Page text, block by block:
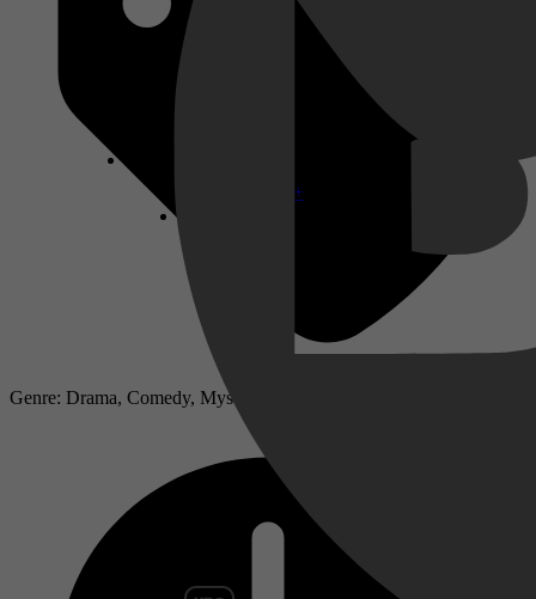
Disney+
Genre: Drama, Comedy, Mysterie